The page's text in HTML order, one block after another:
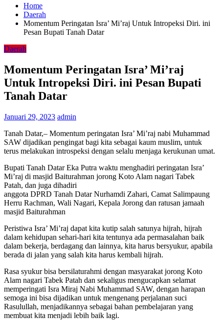
Home
Daerah
Momentum Peringatan Isra’ Mi’raj Untuk Intropeksi Diri. ini
Pesan Bupati Tanah Datar
Daerah
Momentum Peringatan Isra’ Mi’raj
Untuk Intropeksi Diri. ini Pesan Bupati
Tanah Datar
Januari 29, 2023 admin
Tanah Datar,– Momentum peringatan Isra’ Mi’raj nabi Muhammad
SAW dijadikan pengingat bagi kita sebagai kaum muslim, untuk
terus melakukan introspeksi dengan selalu menjaga kerukunan umat.
Bupati Tanah Datar Eka Putra waktu menghadiri peringatan Isra’
Mi’raj di masjid Baiturahman jorong Koto Alam nagari Tabek
Patah, dan juga dihadiri
anggota DPRD Tanah Datar Nurhamdi Zahari, Camat Salimpaung
Herru Rachman, Wali Nagari, Kepala Jorong dan ratusan jamaah
masjid Baiturahman
Peristiwa Isra’ Mi’raj dapat kita kutip salah satunya hijrah, hijrah
dalam kehidupan sehari-hari kita tentunya ada permasalahan baik
dalam bekerja, berdagang dan lainnya, kita harus bersyukur, apabila
berada di jalan yang salah kita harus kembali hijrah.
Rasa syukur bisa bersilaturahmi dengan masyarakat jorong Koto
Alam nagari Tabek Patah dan sekaligus mengucapkan selamat
memperingati Isra Miraj Nabi Muhammad SAW, dengan harapan
semoga ini bisa dijadikan untuk mengenang perjalanan suci
Rasulullah, menjadikannya sebagai bahan pembelajaran yang
membuat kita menjadi lebih baik lagi.